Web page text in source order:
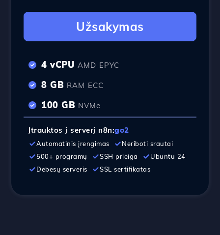
Užsakymas
4 vCPU AMD EPYC
8 GB RAM ECC
100 GB NVMe
Įtrauktos į serverį n8n:go2
Automatinis įrengimas
Neriboti srautai
500+ programų
SSH prieiga
Ubuntu 24
Debesų serveris
SSL sertifikatas